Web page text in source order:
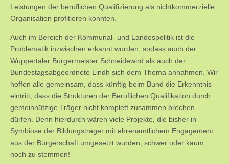
Leistungen der beruflichen Qualifizierung als nichtkommerzielle
Organisation profitieren konnten.
Auch im Bereich der Kommunal- und Landespolitik ist die
Problematik inzwischen erkannt worden, sodass auch der
Wuppertaler Bürgermeister Schneidewird als auch der
Bundestagsabgeordnete Lindh sich dem Thema annahmen. Wir
hoffen alle gemeinsam, dass künftig beim Bund die Erkenntnis
eintritt, dass die Strukturen der Beruflichen Qualifikation durch
gemeinnützige Träger nicht komplett zusammen brechen
dürfen. Denn hierdurch wären viele Projekte, die bisher in
Symbiose der Bildungsträger mit ehrenamtlichem Engagement
aus der Bürgerschaft umgesetzt wurden, schwer oder kaum
noch zu stemmen!